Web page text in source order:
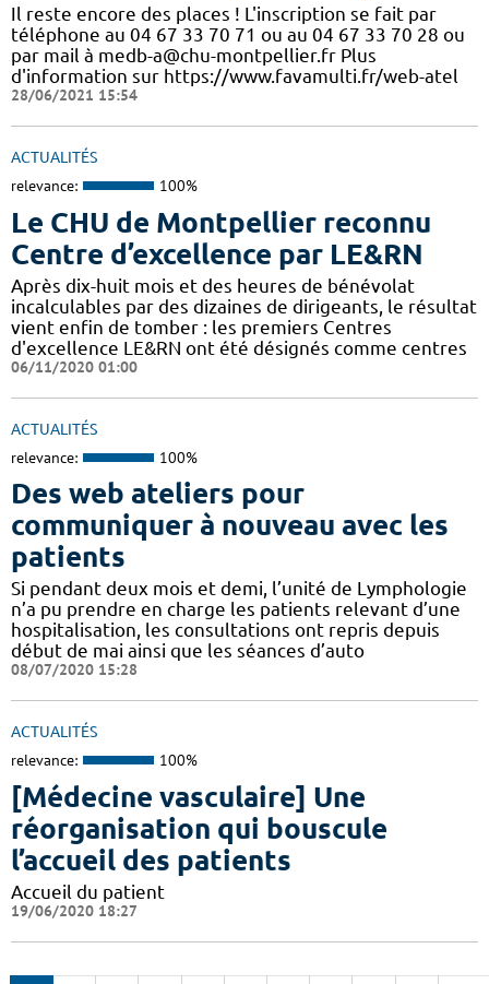
Il reste encore des places ! L'inscription se fait par
téléphone au 04 67 33 70 71 ou au 04 67 33 70 28 ou
par mail à medb-a@chu-montpellier.fr Plus
d'information sur https://www.favamulti.fr/web-atel
28/06/2021 15:54
ACTUALITÉS
relevance: 100%
Le CHU de Montpellier reconnu
Centre d’excellence par LE&RN
Après dix-huit mois et des heures de bénévolat
incalculables par des dizaines de dirigeants, le résultat
vient enfin de tomber : les premiers Centres
d'excellence LE&RN ont été désignés comme centres
06/11/2020 01:00
ACTUALITÉS
relevance: 100%
Des web ateliers pour
communiquer à nouveau avec les
patients
Si pendant deux mois et demi, l’unité de Lymphologie
n’a pu prendre en charge les patients relevant d’une
hospitalisation, les consultations ont repris depuis
début de mai ainsi que les séances d’auto
08/07/2020 15:28
ACTUALITÉS
relevance: 100%
[Médecine vasculaire] Une
réorganisation qui bouscule
l’accueil des patients
Accueil du patient
19/06/2020 18:27